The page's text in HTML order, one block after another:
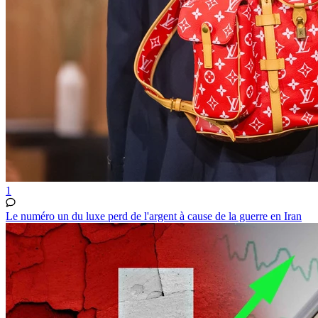
1
Le numéro un du luxe perd de l'argent à cause de la guerre en Iran